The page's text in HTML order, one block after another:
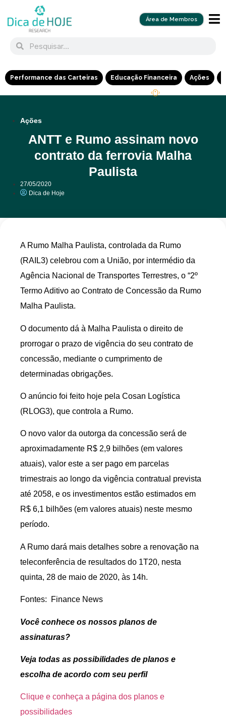
Área de Membros
Performance das Carteiras Educação Financeira Ações
Ações
ANTT e Rumo assinam novo
contrato da ferrovia Malha
Paulista
27/05/2020
Dica de Hoje
A Rumo Malha Paulista, controlada da Rumo
(RAIL3) celebrou com a União, por intermédio da
Agência Nacional de Transportes Terrestres, o “2º
Termo Aditivo ao Contrato de Concessão da Rumo
Malha Paulista.
O documento dá à Malha Paulista o direito de
prorrogar o prazo de vigência do seu contrato de
concessão, mediante o cumprimento de
determinadas obrigações.
O anúncio foi feito hoje pela Cosan Logística
(RLOG3), que controla a Rumo.
O novo valor da outorga da concessão será de
aproximadamente R$ 2,9 bilhões (em valores
atuais), valor este a ser pago em parcelas
trimestrais ao longo da vigência contratual prevista
até 2058, e os investimentos estão estimados em
R$ 6,1 bilhões (em valores atuais) neste mesmo
período.
A Rumo dará mais detalhes sobre a renovação na
teleconferência de resultados do 1T20, nesta
quinta, 28 de maio de 2020, às 14h.
Fontes: Finance News
Você conhece os nossos planos de
assinaturas?
Veja todas as possibilidades de planos e
escolha de acordo com seu perfil
Clique e conheça a página dos planos e
possibilidades